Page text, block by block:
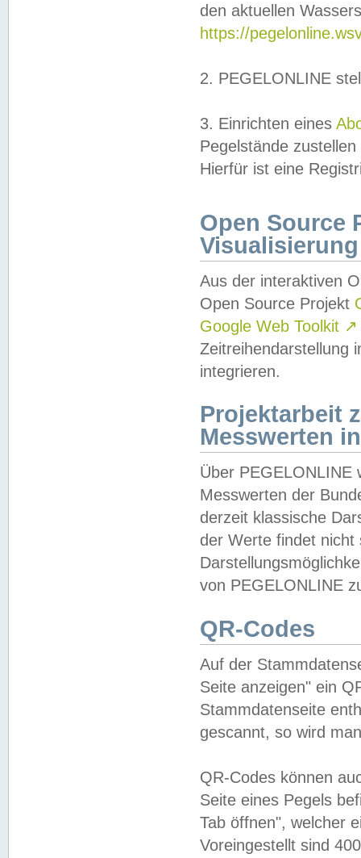
den aktuellen
https://
2. PEGELONLINE
3. Einrichten eines
Pegelstände
Hierfür ist eine
Open Source
Visualisierung
Aus der interaktiven
Open Source Projekt
Google Web Toolkit ↗
Zeitreihendarstellung
integrieren.
Projektarbeit
Messwerten
Über PEGELONLINE
Messwerten der
derzeit klassische
der Werte findet
von PEGELONLINE
QR-Codes
Auf der
Seite anzeigen" ein
Stammdatenseite
gescannt, so wird
QR-Codes können
Seite eines Pegels
Tab öffnen", welcher
Voreingestellt sind